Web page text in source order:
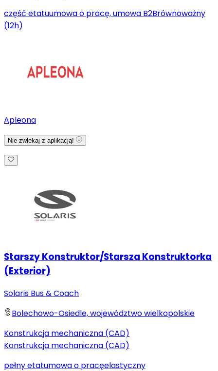
część etatuumowa o pracę, umowa B2Brównoważny
(12h)
Apleona
Nie zwlekaj z aplikacją!
Starszy Konstruktor/Starsza Konstruktorka
(Exterior)
Solaris Bus & Coach
Bolechowo-Osiedle, województwo wielkopolskie
Konstrukcja mechaniczna (CAD)
Konstrukcja mechaniczna (CAD)
pełny etatumowa o pracęelastyczny